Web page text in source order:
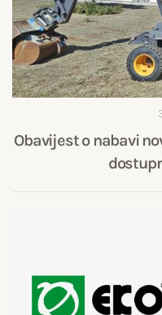
Obavijest o nabavi